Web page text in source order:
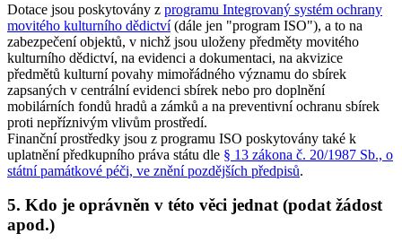
Dotace jsou poskytovány z programu Integrovaný systém ochrany
movitého kulturního dědictví(dále jen "program ISO"), a to na
zabezpečení objektů, v nichž jsou uloženy předměty movitého
kulturního dědictví, na evidenci a dokumentaci, na akvizice
předmětů kulturní povahy mimořádného významu do sbírek
zapsaných v centrální evidenci sbírek nebo pro doplnění
mobilárních fondů hradů a zámků a na preventivní ochranu sbírek
proti nepříznivým vlivům prostředí.
Finanční prostředky jsou z programu ISO poskytovány také k
uplatnění předkupního práva státu dle § 13 zákona č. 20/1987 Sb., o
státní památkové péči, ve znění pozdějších předpisů.
5. Kdo je oprávněn v této věci jednat (podat žádost
apod.)